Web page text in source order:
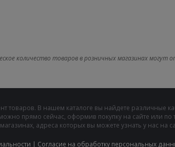
количество товаров в розничных магазинах могут
товаров. В нашем каталоге вы найдете различные
прямо сейчас, оформив покупку на сайте или по
адреса которых вы можете узнать у нас на
| Cогласие на обработку персональных